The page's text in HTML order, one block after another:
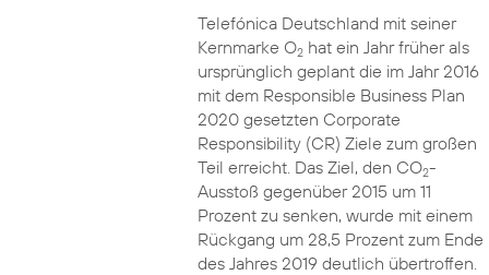
Telefónica Deutschland mit seiner
Kernmarke O2hat ein Jahr früher als
ursprünglich geplant die im Jahr 2016
mit dem Responsible Business Plan
2020 gesetzten Corporate
Responsibility (CR) Ziele zum großen
Teil erreicht. Das Ziel, den CO2-
Ausstoß gegenüber 2015 um 11
Prozent zu senken, wurde mit einem
Rückgang um 28,5 Prozent zum Ende
des Jahres 2019 deutlich übertroffen.